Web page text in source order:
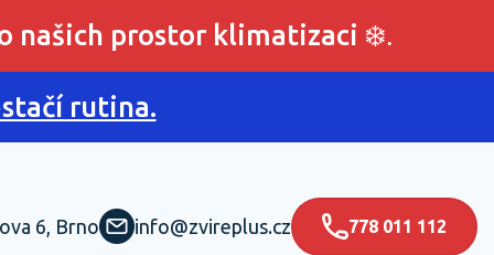
našich prostor klimatizaci ❄️.
rutina.
6, Brno info@zvireplus.cz 778 011 112